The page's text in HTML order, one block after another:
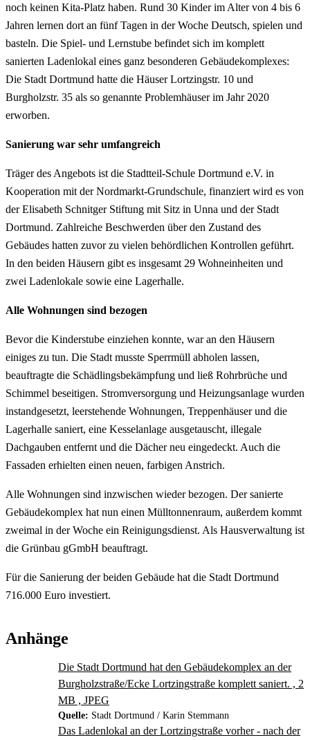
noch keinen Kita-Platz haben. Rund 30 Kinder im Alter von 4 bis 6
Jahren lernen dort an fünf Tagen in der Woche Deutsch, spielen und
basteln. Die Spiel- und Lernstube befindet sich im komplett
sanierten Ladenlokal eines ganz besonderen Gebäudekomplexes:
Die Stadt Dortmund hatte die Häuser Lortzingstr. 10 und
Burgholzstr. 35 als so genannte Problemhäuser im Jahr 2020
erworben.
Sanierung war sehr umfangreich
Träger des Angebots ist die Stadtteil-Schule Dortmund e.V. in
Kooperation mit der Nordmarkt-Grundschule, finanziert wird es von
der Elisabeth Schnitger Stiftung mit Sitz in Unna und der Stadt
Dortmund. Zahlreiche Beschwerden über den Zustand des
Gebäudes hatten zuvor zu vielen behördlichen Kontrollen geführt.
In den beiden Häusern gibt es insgesamt 29 Wohneinheiten und
zwei Ladenlokale sowie eine Lagerhalle.
Alle Wohnungen sind bezogen
Bevor die Kinderstube einziehen konnte, war an den Häusern
einiges zu tun. Die Stadt musste Sperrmüll abholen lassen,
beauftragte die Schädlingsbekämpfung und ließ Rohrbrüche und
Schimmel beseitigen. Stromversorgung und Heizungsanlage wurden
instandgesetzt, leerstehende Wohnungen, Treppenhäuser und die
Lagerhalle saniert, eine Kesselanlage ausgetauscht, illegale
Dachgauben entfernt und die Dächer neu eingedeckt. Auch die
Fassaden erhielten einen neuen, farbigen Anstrich.
Alle Wohnungen sind inzwischen wieder bezogen. Der sanierte
Gebäudekomplex hat nun einen Mülltonnenraum, außerdem kommt
zweimal in der Woche ein Reinigungsdienst. Als Hausverwaltung ist
die Grünbau gGmbH beauftragt.
Für die Sanierung der beiden Gebäude hat die Stadt Dortmund
716.000 Euro investiert.
Anhänge
Die Stadt Dortmund hat den Gebäudekomplex an der
Burgholzstraße/Ecke Lortzingstraße komplett saniert. , 2
MB , JPEG
Quelle: Stadt Dortmund / Karin Stemmann
Das Ladenlokal an der Lortzingstraße vorher - nach der